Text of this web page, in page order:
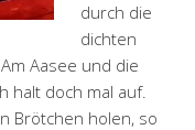
durch die
dichten
Aasee und die
halt doch mal auf.
Brötchen holen, so